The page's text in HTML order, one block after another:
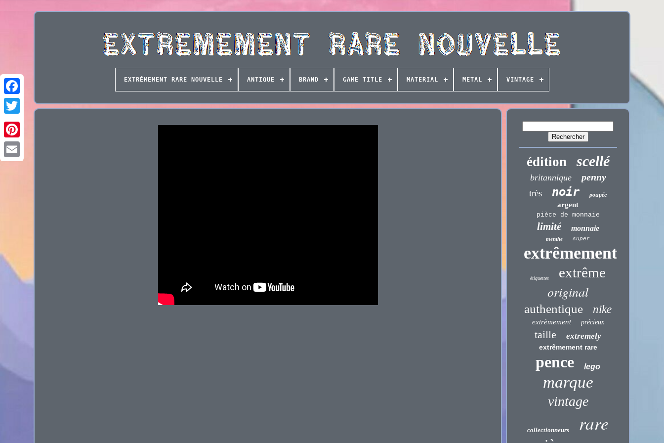
EXTRÊMEMENT RARE NOUVELLE ANTIQUE BRAND GAME TITLE MATERIAL METAL VINTAGE
édition scellé
britannique penny
très noir poupée
argent
pièce de monnaie
limité monnaie
menthe super
extrêmement
étiquettes extrême
original
authentique nike
extrèmement précieux
taille extremely
extrêmement rare
pence lego
marque
vintage
collectionneurs rare